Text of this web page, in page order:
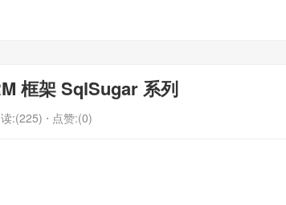
框架 SqlSugar 系列
读:(225) ⋅ 点赞:(0)